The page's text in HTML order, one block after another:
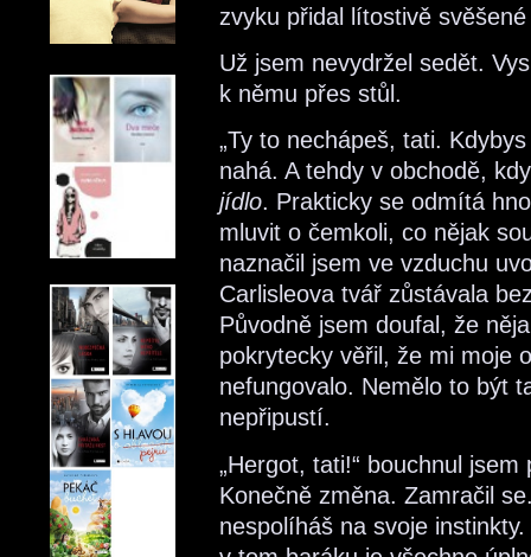
zvyku přidal lítostivě
Už jsem nevydržel sedět.
k němu přes stůl.
„Ty to nechápeš, tati.
nahá. A tehdy v obchodě,
jídlo. Prakticky se odmítá
mluvit o čemkoli, co nějak
naznačil jsem ve vzduchu
Carlisleova tvář zůstávala
Původně jsem doufal, že
pokrytecky věřil, že mi moje
nefungovalo. Nemělo to být
nepřipustí.
„Hergot, tati!“ bouchnul
Konečně změna. Zamračil
nespolíháš na svoje